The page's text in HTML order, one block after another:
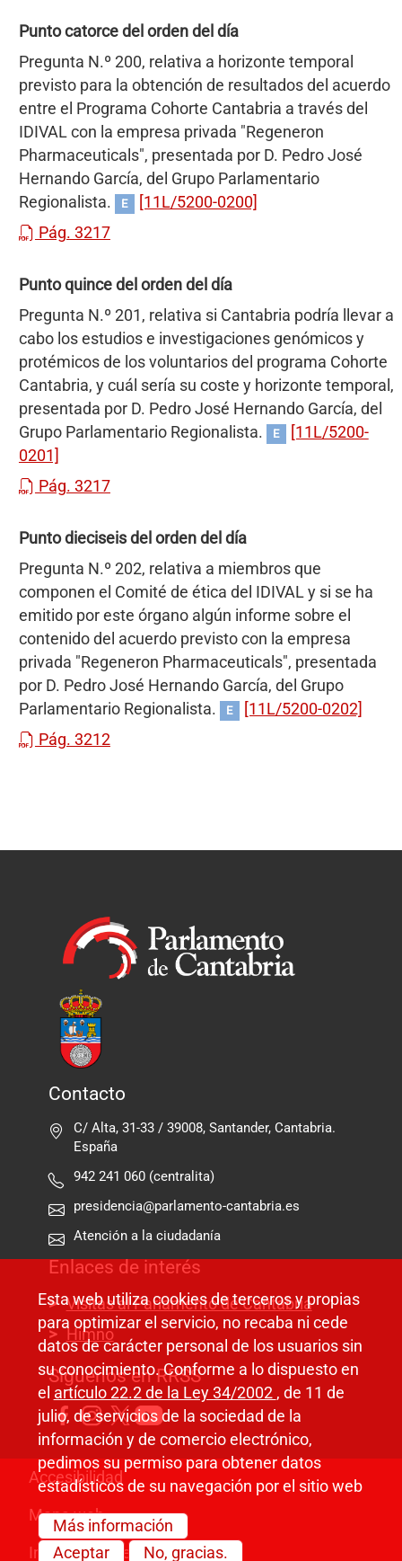
Punto catorce del orden del día
Pregunta N.º 200, relativa a horizonte temporal
previsto para la obtención de resultados del acuerdo
entre el Programa Cohorte Cantabria a través del
IDIVAL con la empresa privada "Regeneron
Pharmaceuticals", presentada por D. Pedro José
Hernando García, del Grupo Parlamentario
Regionalista.
E
[11L/5200-0200]
Pág. 3217
Punto quince del orden del día
Pregunta N.º 201, relativa si Cantabria podría llevar a
cabo los estudios e investigaciones genómicos y
protémicos de los voluntarios del programa Cohorte
Cantabria, y cuál sería su coste y horizonte temporal,
presentada por D. Pedro José Hernando García, del
Grupo Parlamentario Regionalista.
E
[11L/5200-
0201]
Pág. 3217
Punto dieciseis del orden del día
Pregunta N.º 202, relativa a miembros que
componen el Comité de ética del IDIVAL y si se ha
emitido por este órgano algún informe sobre el
contenido del acuerdo previsto con la empresa
privada "Regeneron Pharmaceuticals", presentada
por D. Pedro José Hernando García, del Grupo
Parlamentario Regionalista.
E
[11L/5200-0202]
Pág. 3212
Contacto
C/ Alta, 31-33 / 39008, Santander, Cantabria.
España
942 241 060 (centralita)
presidencia@parlamento-cantabria.es
Atención a la ciudadanía
Enlaces de interés
Visitas al Parlamento de Cantabria
Himno
Síguenos en RRSS
Pie de página
Accesibilidad
Mapa web
Información legal
Esta web utiliza cookies de terceros y propias
para optimizar el servicio, no recaba ni cede
datos de carácter personal de los usuarios sin
su conocimiento. Conforme a lo dispuesto en
el artículo 22.2 de la Ley 34/2002 , de 11 de
julio, de servicios de la sociedad de la
información y de comercio electrónico,
pedimos su permiso para obtener datos
estadísticos de su navegación por el sitio web
Más información
Aceptar
No, gracias.